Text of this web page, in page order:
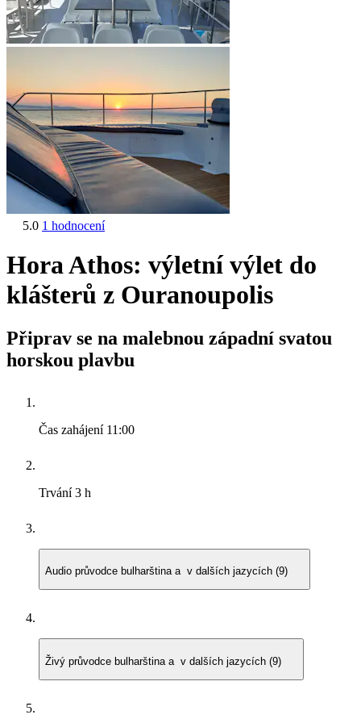
5.0 1 hodnocení
Hora Athos: výletní výlet do
klášterů z Ouranoupolis
Připrav se na malebnou západní svatou
horskou plavbu
Čas zahájení 11:00
Trvání3 h
Audio průvodce bulharština a v dalších jazycích (9)
Živý průvodce bulharština a v dalších jazycích (9)